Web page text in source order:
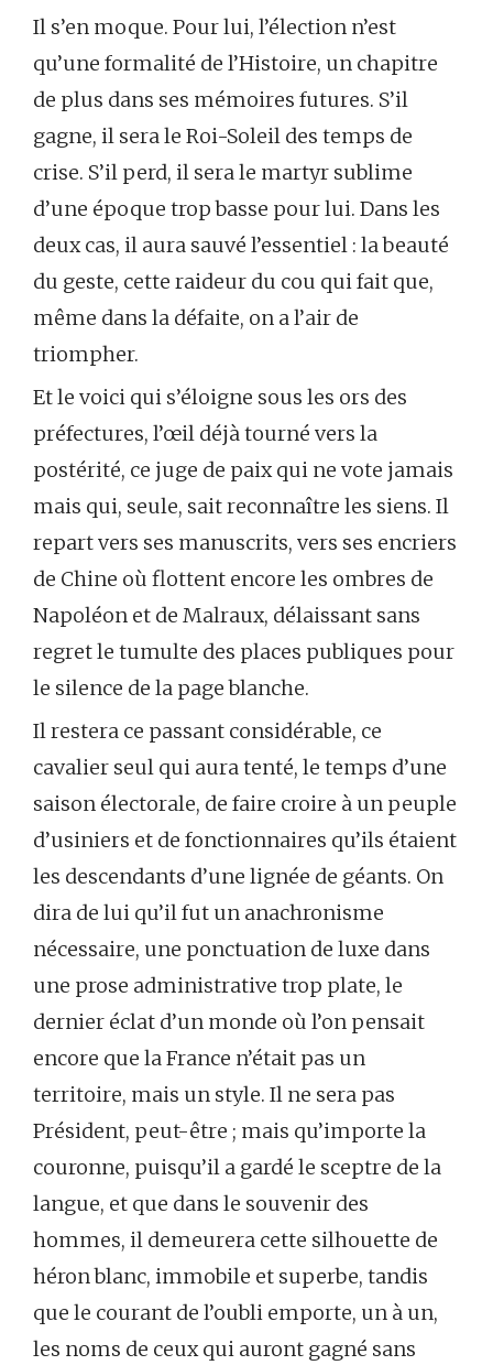
Il s’en moque. Pour lui, l’élection n’est
qu’une formalité de l’Histoire, un chapitre
de plus dans ses mémoires futures. S’il
gagne, il sera le Roi-Soleil des temps de
crise. S’il perd, il sera le martyr sublime
d’une époque trop basse pour lui. Dans les
deux cas, il aura sauvé l’essentiel : la beauté
du geste, cette raideur du cou qui fait que,
même dans la défaite, on a l’air de
triompher.
Et le voici qui s’éloigne sous les ors des
préfectures, l’œil déjà tourné vers la
postérité, ce juge de paix qui ne vote jamais
mais qui, seule, sait reconnaître les siens. Il
repart vers ses manuscrits, vers ses encriers
de Chine où flottent encore les ombres de
Napoléon et de Malraux, délaissant sans
regret le tumulte des places publiques pour
le silence de la page blanche.
Il restera ce passant considérable, ce
cavalier seul qui aura tenté, le temps d’une
saison électorale, de faire croire à un peuple
d’usiniers et de fonctionnaires qu’ils étaient
les descendants d’une lignée de géants. On
dira de lui qu’il fut un anachronisme
nécessaire, une ponctuation de luxe dans
une prose administrative trop plate, le
dernier éclat d’un monde où l’on pensait
encore que la France n’était pas un
territoire, mais un style. Il ne sera pas
Président, peut-être ; mais qu’importe la
couronne, puisqu’il a gardé le sceptre de la
langue, et que dans le souvenir des
hommes, il demeurera cette silhouette de
héron blanc, immobile et superbe, tandis
que le courant de l’oubli emporte, un à un,
les noms de ceux qui auront gagné sans